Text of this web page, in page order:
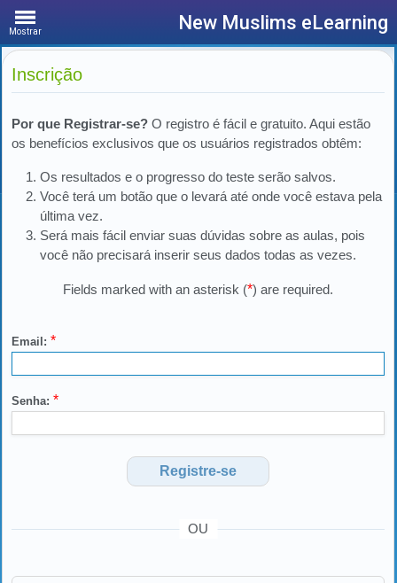
Mostrar New Muslims eLearning
Inscrição
Por que Registrar-se? O registro é fácil e gratuito. Aqui estão
os benefícios exclusivos que os usuários registrados obtêm:
Os resultados e o progresso do teste serão salvos.
Você terá um botão que o levará até onde você estava pela
última vez.
Será mais fácil enviar suas dúvidas sobre as aulas, pois
você não precisará inserir seus dados todas as vezes.
Fields marked with an asterisk (*) are required.
Email: *
Senha: *
Registre-se
OU